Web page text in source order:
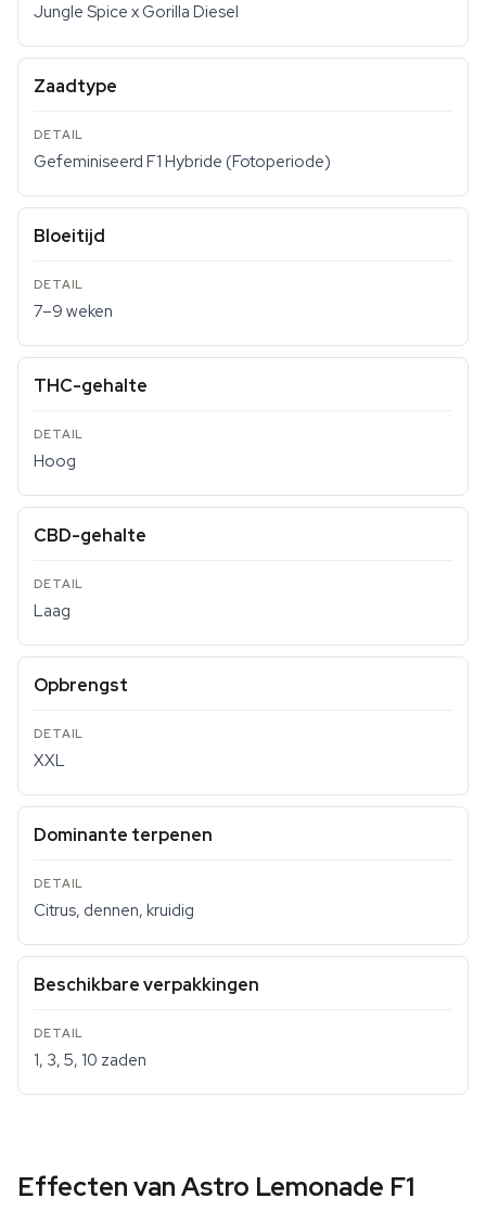
Jungle Spice x Gorilla Diesel
Zaadtype
Gefeminiseerd F1 Hybride (Fotoperiode)
Bloeitijd
7–9 weken
THC-gehalte
Hoog
CBD-gehalte
Laag
Opbrengst
XXL
Dominante terpenen
Citrus, dennen, kruidig
Beschikbare verpakkingen
1, 3, 5, 10 zaden
Effecten van Astro Lemonade F1